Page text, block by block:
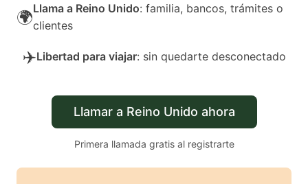
🌍Llama a Reino Unido: familia, bancos, trámites o
clientes
✈️Libertad para viajar: sin quedarte desconectado
Llamar a Reino Unido ahora
Primera llamada gratis al registrarte